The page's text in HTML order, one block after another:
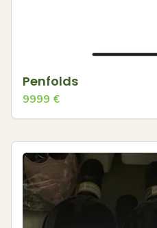
Penfolds
9999 €